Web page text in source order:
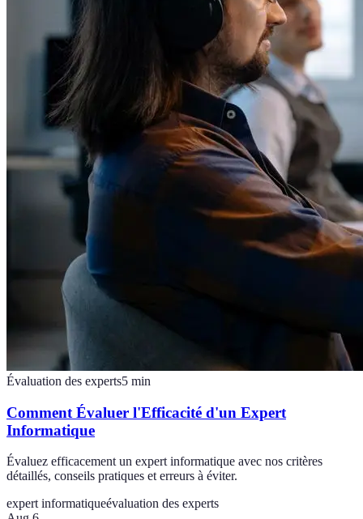
Évaluation des experts5 min
Comment Évaluer l'Efficacité d'un Expert
Informatique
Évaluez efficacement un expert informatique avec nos critères
détaillés, conseils pratiques et erreurs à éviter.
expert informatiqueévaluation des experts